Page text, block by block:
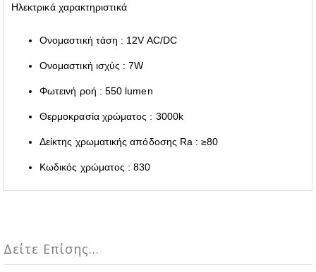
Ηλεκτρικά χαρακτηριστικά
Ονομαστική τάση : 12V AC/DC
Ονομαστική ισχύς : 7W
Φωτεινή ροή : 550 lumen
Θερμοκρασία χρώματος : 3000k
Δείκτης χρωματικής απόδοσης Ra : ≥80
Κωδικός χρώματος : 830
Δείτε Επίσης...